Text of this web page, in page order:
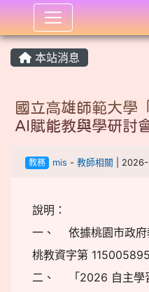
:::
本站消息
國立高雄師範大學
AI賦能教與學研討
教務 mis - 教師相關 |
說明：
一、 依據桃園市政府
桃教資字第
二、 「2026 自主學